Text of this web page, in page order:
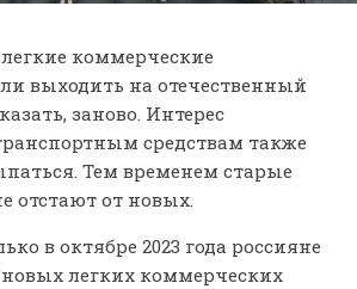
коммерческие
выходить на отечественный
заново. Интерес
средствам также
Тем временем старые
отстают от новых.
в октябре 2023 года россияне
новых легких коммерческих